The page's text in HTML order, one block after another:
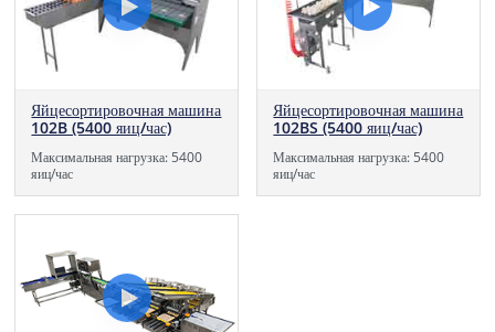
Яйцесортировочная машина
102B (5400 яиц/час)
Максимальная нагрузка: 5400
яиц/час
Яйцесортировочная машина
102BS (5400 яиц/час)
Максимальная нагрузка: 5400
яиц/час